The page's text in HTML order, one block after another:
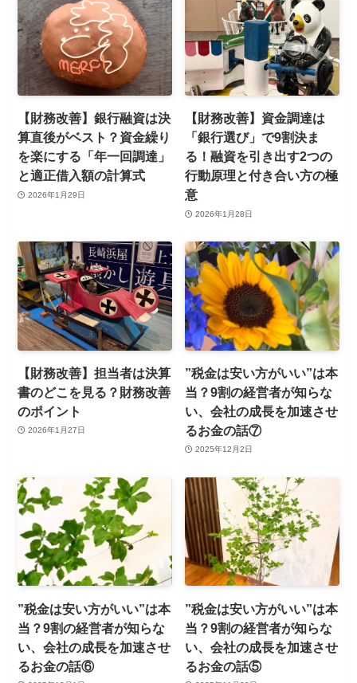
【財務改善】銀行融資は決
算直後がベスト？資金繰り
を楽にする「年一回調達」
と適正借入額の計算式
2026年1月29日
【財務改善】資金調達は
「銀行選び」で9割決ま
る！融資を引き出す2つの
行動原理と付き合い方の極
意
2026年1月28日
【財務改善】担当者は決算
書のどこを見る？財務改善
のポイント
2026年1月27日
”税金は安い方がいい”は本
当？9割の経営者が知らな
い、会社の成長を加速させ
るお金の話⑦
2025年12月2日
”税金は安い方がいい”は本
当？9割の経営者が知らな
い、会社の成長を加速させ
るお金の話⑥
”税金は安い方がいい”は本
当？9割の経営者が知らな
い、会社の成長を加速させ
るお金の話⑤